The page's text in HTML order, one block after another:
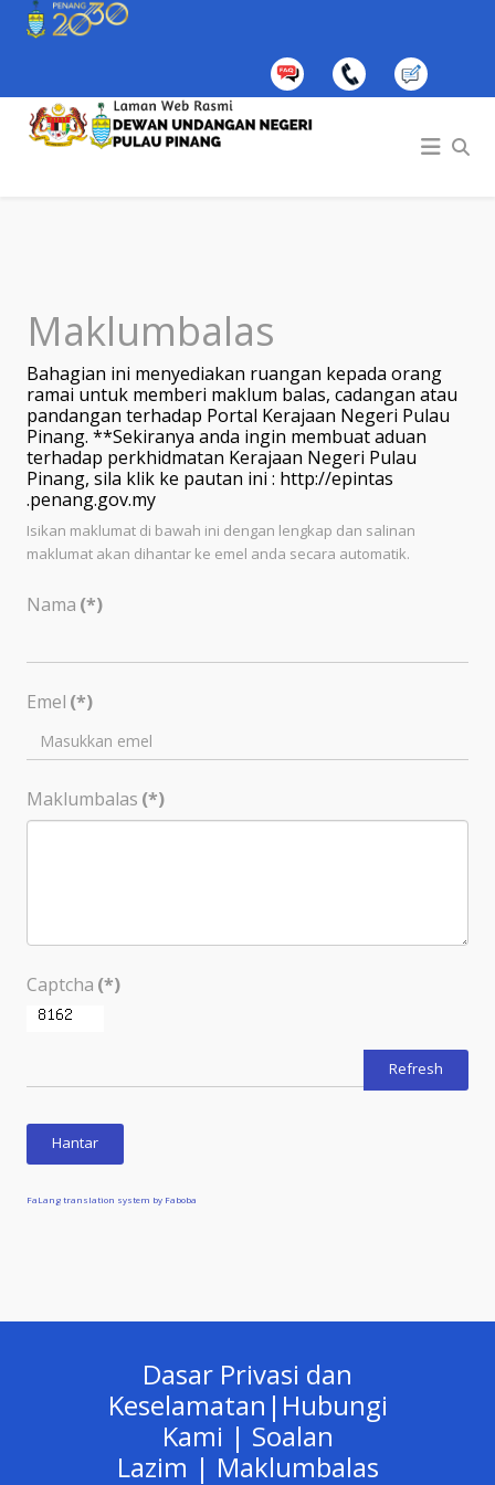
Maklumbalas
Bahagian ini menyediakan ruangan kepada orang
ramai untuk memberi maklum balas, cadangan atau
pandangan terhadap Portal Kerajaan Negeri Pulau
Pinang. **Sekiranya anda ingin membuat aduan
terhadap perkhidmatan Kerajaan Negeri Pulau
Pinang, sila klik ke pautan ini : http://epintas
.penang.gov.my
Isikan maklumat di bawah ini dengan lengkap dan salinan
maklumat akan dihantar ke emel anda secara automatik.
Nama (*)
Emel (*)
Maklumbalas (*)
Captcha (*)
Refresh
Hantar
FaLang translation system by Faboba
Dasar Privasi dan
Keselamatan | Hubungi
Kami | Soalan
Lazim | Maklumbalas